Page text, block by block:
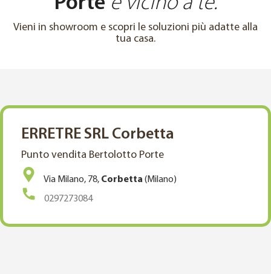
Vieni in showroom e scopri le soluzioni più adatte alla
tua casa.
ERRETRE SRL Corbetta
Punto vendita Bertolotto Porte
Via Milano, 78, Corbetta (Milano)
0297273084